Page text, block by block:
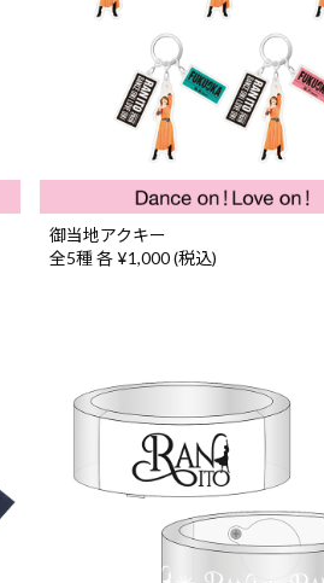
御当地アクキー
全5種 各 ¥1,000 (税込)